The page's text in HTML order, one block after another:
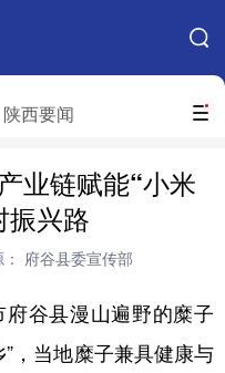
搜索
陕西要闻
河北 山西
上海
湖北 湖南
业链赋能“小米
振兴路
： 府谷县委宣传部
谷县漫山遍野的糜子
，当地糜子兼具健康与